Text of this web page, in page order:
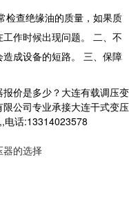
检查绝缘油的质量，如果质
作时候出现问题。 二、不
成设备的短路。 三、保障
价是多少？大连有载调压变
公司专业承接大连干式变压
电话:13314023578
器的选择